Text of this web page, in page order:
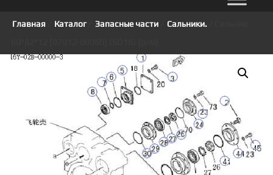
Главная Каталог/ Запасные части/ Сальники./ Сальник